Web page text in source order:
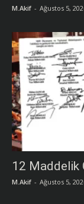
M.Akif - Ağustos 5,
12 Maddelik
M.Akif - Ağustos 5,